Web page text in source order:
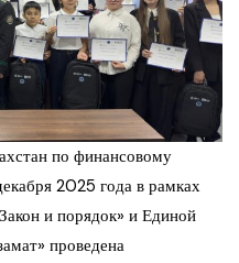
по финансовому
2025 года в рамках
и порядок» и Единой
проведена